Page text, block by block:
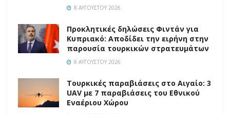
8 ΑΥΓΟΎΣΤΟΥ 2026
Προκλητικές δηλώσεις Φιντάν για
Κυπριακό: Αποδίδει την ειρήνη στην
παρουσία τουρκικών στρατευμάτων
8 ΑΥΓΟΎΣΤΟΥ 2026
Τουρκικές παραβιάσεις στο Αιγαίο: 3
UAV με 7 παραβιάσεις του Εθνικού
Εναέριου Χώρου